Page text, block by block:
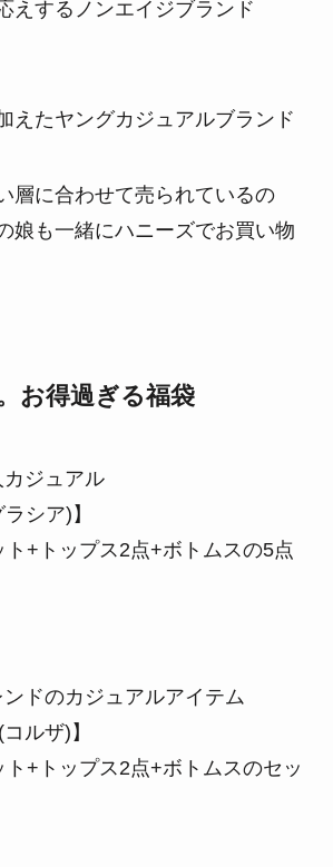
えするノンエイジブランド
えたヤングカジュアルブランド
層に合わせて売られているの
娘も一緒にハニーズでお買い物
お得過ぎる福袋
カジュアル
シア)】
ト+トップス2点+ボトムスの5点
ドのカジュアルアイテム
(コルザ)】
+トップス2点+ボトムスのセッ